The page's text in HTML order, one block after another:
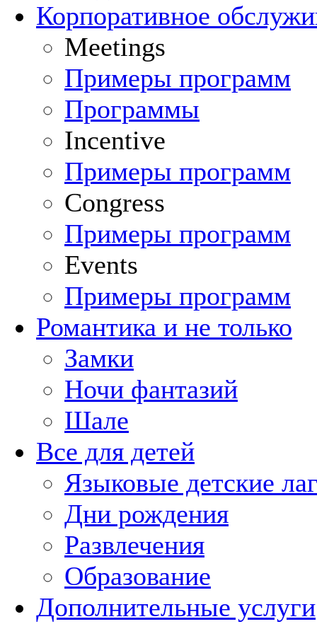
Корпоративное
Meetings
Примеры программ
Программы
Incentive
Примеры программ
Congress
Примеры программ
Events
Примеры программ
Романтика и не только
Замки
Ночи фантазий
Шале
Все для детей
Языковые детские
Дни рождения
Развлечения
Образование
Дополнительные услуги